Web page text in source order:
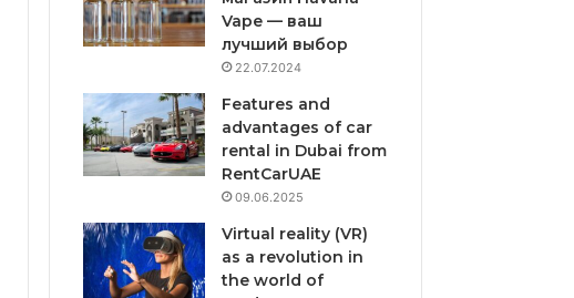
Vape — ваш
лучший выбор
22.07.2024
Features and
advantages of car
rental in Dubai from
RentCarUAE
09.06.2025
Virtual reality (VR)
as a revolution in
the world of